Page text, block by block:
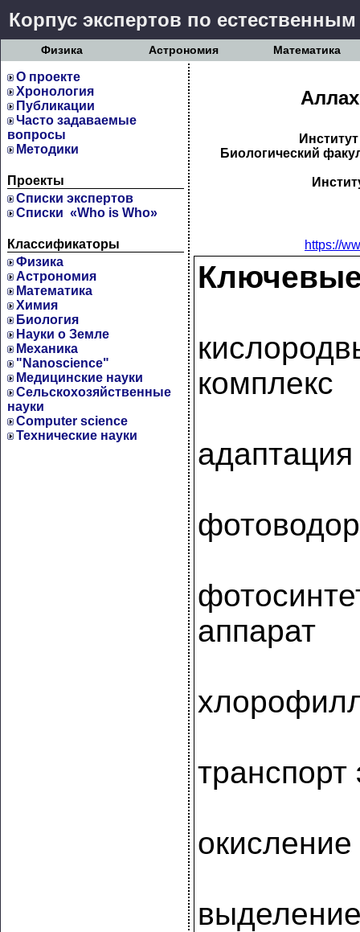
Корпус экспертов по
Физика Астрономия Математика
О проекте
Хронология
Публикации
Часто задаваемые
вопросы
Методики
Проекты
Cписки экспертов
Списки «Who is Who»
Классификаторы
Физика
Астрономия
Математика
Химия
Биология
Науки о Земле
Механика
"Nanoscience"
Медицинские науки
Сельскохозяйственные
науки
Computer science
Технические науки
Биологический
https://
комплекс
аппарат
транспорт